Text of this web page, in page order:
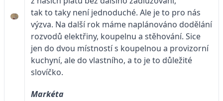
tak to taky není jednoduché. Ale je to pro nás
výzva. Na další rok máme naplánováno dodělání
rozvodů elektřiny, koupelnu a stěhování. Sice
jen do dvou místností s koupelnou a provizorní
kuchyní, ale do vlastního, a to je to důležité
slovíčko.
Markéta